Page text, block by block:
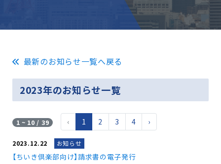
最新のお知らせ一覧へ戻る
2023年のお知らせ一覧
1 ~ 10 / 39 ‹ 1 2 3 4 ›
2023.12.22 お知らせ
【ちいき倶楽部向け】請求書の電子発行